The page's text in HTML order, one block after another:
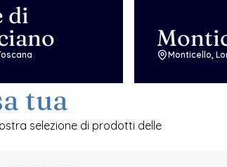
di
Monticello,
tua
selezione di prodotti delle